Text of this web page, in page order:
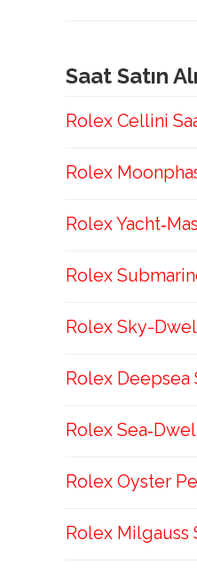
Saat Satın
Rolex Cellini
Rolex
Rolex
Rolex
Rolex Sky-
Rolex Deepsea
Rolex
Rolex Oyster
Rolex Milgauss